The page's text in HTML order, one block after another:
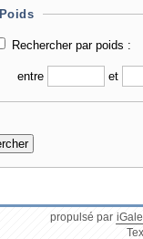
Poids
Rechercher par poids :
entre et
propulsé par